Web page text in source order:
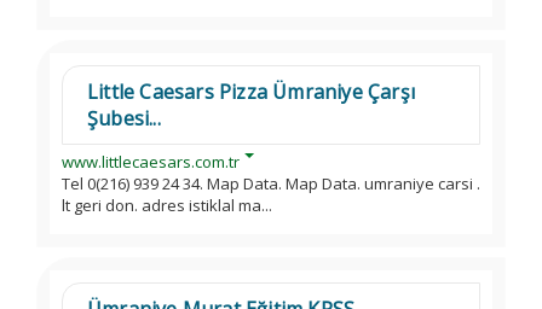
Little Caesars Pizza Ümraniye Çarşı
Şubesi...
www.littlecaesars.com.tr
Tel 0(216) 939 24 34. Map Data. Map Data. umraniye carsi .
lt geri don. adres istiklal ma...